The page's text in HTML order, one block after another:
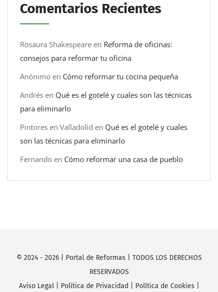
Comentarios Recientes
Rosaura Shakespeare en Reforma de oficinas:
consejos para reformar tu oficina
Anónimo en Cómo reformar tu cocina pequeña
Andrés en Qué es el gotelé y cuales son las técnicas
para eliminarlo
Pintores en Valladolid en Qué es el gotelé y cuales
son las técnicas para eliminarlo
Fernando en Cómo reformar una casa de pueblo
© 2024 - 2026| Portal de Reformas | TODOS LOS DERECHOS
RESERVADOS
Aviso Legal| Política de Privacidad Política de Cookies